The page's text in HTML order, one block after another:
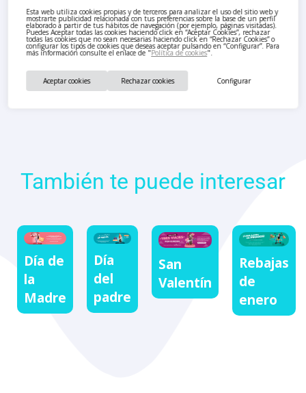
Esta web utiliza cookies propias y de terceros para analizar el uso del sitio web y
mostrarte publicidad relacionada con tus preferencias sobre la base de un perfil
elaborado a partir de tus hábitos de navegación (por ejemplo, páginas visitadas).
Puedes Aceptar todas las cookies haciendo click en “Aceptar Cookies”, rechazar
todas las cookies que no sean necesarias haciendo click en “Rechazar Cookies” o
configurar los tipos de cookies que deseas aceptar pulsando en “Configurar”. Para
más información consulte el enlace de "Política de cookies".
Configurar
Rechazar cookies
Aceptar cookies
También te puede interesar
Día de
la
Madre
Día
del
padre
San
Valentín
Rebajas
de
enero